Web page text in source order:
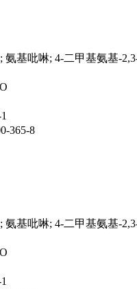
氨基吡啉; 4-二甲基氨基-
365-8
氨基吡啉; 4-二甲基氨基-